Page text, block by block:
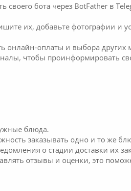
своего бота через BotFather в
их, добавьте фотографии и
онлайн-оплаты и выбора
чтобы проинформировать
блюда.
заказывать одно и то же
о стадии доставки их
отзывы и оценки, это